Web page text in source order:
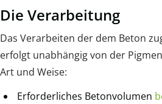
Die Verarbeitung
Das Verarbeiten der dem Beton
erfolgt unabhängig von der
Art und Weise:
Erforderliches Betonvolumen